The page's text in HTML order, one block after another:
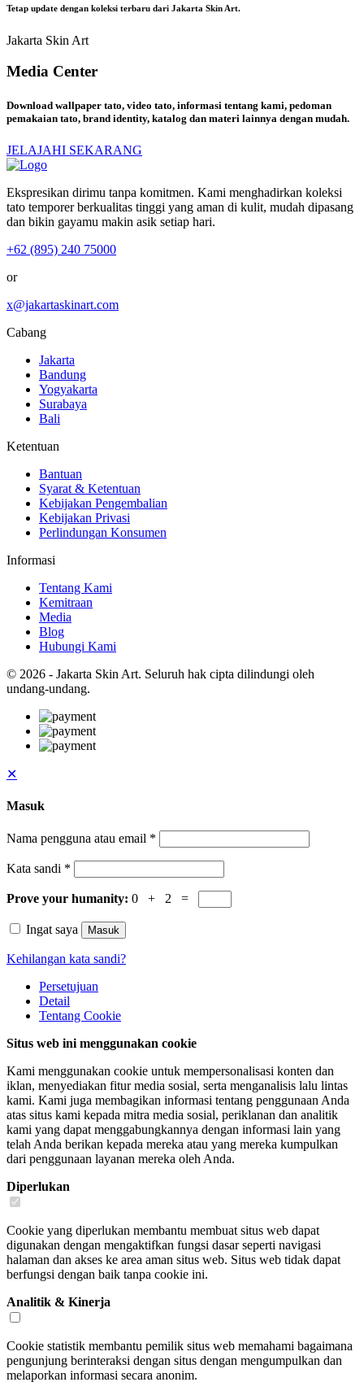
Tetap update dengan koleksi terbaru dari Jakarta Skin Art.
Jakarta Skin Art
Media Center
Download wallpaper tato, video tato, informasi tentang kami, pedoman
pemakaian tato, brand identity, katalog dan materi lainnya dengan mudah.
JELAJAHI SEKARANG
Ekspresikan dirimu tanpa komitmen. Kami menghadirkan koleksi
tato temporer berkualitas tinggi yang aman di kulit, mudah dipasang
dan bikin gayamu makin asik setiap hari.
+62 (895) 240 75000
or
x@jakartaskinart.com
Cabang
Jakarta
Bandung
Yogyakarta
Surabaya
Bali
Ketentuan
Bantuan
Syarat & Ketentuan
Kebijakan Pengembalian
Kebijakan Privasi
Perlindungan Konsumen
Informasi
Tentang Kami
Kemitraan
Media
Blog
Hubungi Kami
© 2026 - Jakarta Skin Art. Seluruh hak cipta dilindungi oleh
undang-undang.
✕
Masuk
Nama pengguna atau email *
Kata sandi *
Prove your humanity: 0 + 2 =
Ingat saya Masuk
Kehilangan kata sandi?
Persetujuan
Detail
Tentang Cookie
Situs web ini menggunakan cookie
Kami menggunakan cookie untuk mempersonalisasi konten dan
iklan, menyediakan fitur media sosial, serta menganalisis lalu lintas
kami. Kami juga membagikan informasi tentang penggunaan Anda
atas situs kami kepada mitra media sosial, periklanan dan analitik
kami yang dapat menggabungkannya dengan informasi lain yang
telah Anda berikan kepada mereka atau yang mereka kumpulkan
dari penggunaan layanan mereka oleh Anda.
Diperlukan
Cookie yang diperlukan membantu membuat situs web dapat
digunakan dengan mengaktifkan fungsi dasar seperti navigasi
halaman dan akses ke area aman situs web. Situs web tidak dapat
berfungsi dengan baik tanpa cookie ini.
Analitik & Kinerja
Cookie statistik membantu pemilik situs web memahami bagaimana
pengunjung berinteraksi dengan situs dengan mengumpulkan dan
melaporkan informasi secara anonim.